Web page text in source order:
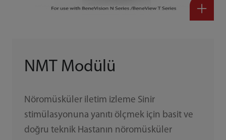
NMT Modülü
Nöromüsküler iletim izleme Sinir
stimülasyonuna yanıtı ölçmek için basit ve
doğru teknik Hastanın nöromüsküler